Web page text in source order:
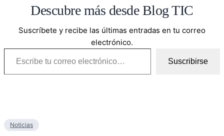
Descubre más desde Blog TIC
Suscríbete y recibe las últimas entradas en tu correo
electrónico.
Escribe tu correo electrónico…
Suscribirse
Noticias